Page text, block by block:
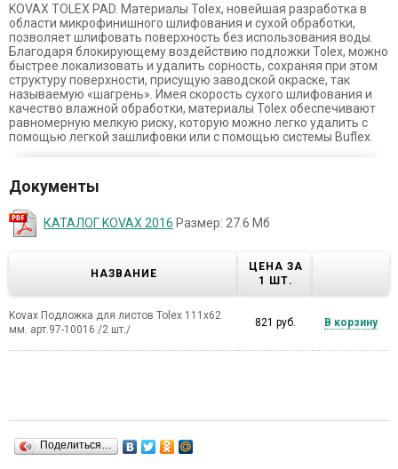
KOVAX TOLEX PAD. Материалы Tolex, новейшая разработка в
области микрофинишного шлифования и сухой обработки,
позволяет шлифовать поверхность без использования воды.
Благодаря блокирующему воздействию подложки Tolex, можно
быстрее локализовать и удалить сорность, сохраняя при этом
структуру поверхности, присущую заводской окраске, так
называемую «шагрень». Имея скорость сухого шлифования и
качество влажной обработки, материалы Tolex обеспечивают
равномерную мелкую риску, которую можно легко удалить с
помощью легкой зашлифовки или с помощью системы Buflex.
Документы
КАТАЛОГ KOVAX 2016 Размер: 27.6 Мб
НАЗВАНИЕ
ЦЕНА ЗА
1 ШТ.
Kovax Подложка для листов Tolex 111х62
мм. арт.97-10016 /2 шт./
821 руб. В корзину
Поделиться…